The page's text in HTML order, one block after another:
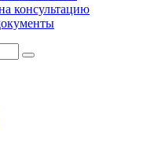
консультацию